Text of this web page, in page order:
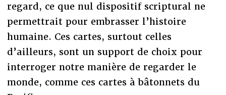
regard, ce que nul dispositif scriptural ne
permettrait pour embrasser l’histoire
humaine. Ces cartes, surtout celles
d’ailleurs, sont un support de choix pour
interroger notre manière de regarder le
monde, comme ces cartes à bâtonnets du